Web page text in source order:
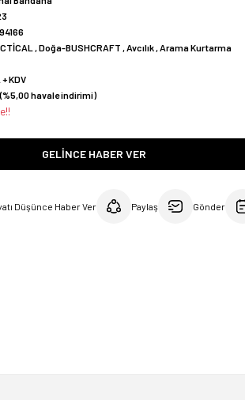
,Doğa-BUSHCRAFT ,Avcılık ,Arama Kurtarma
KDV
havale indirimi)
GELINCE HABER VER
Düşünce Haber Ver Paylaş Gönder